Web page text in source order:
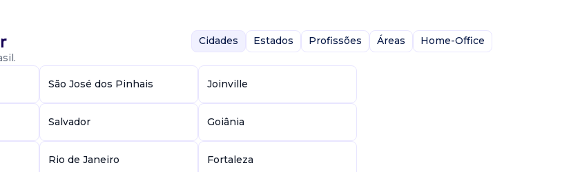
Cidades Estados Profissões Áreas Home-Office
São José dos Pinhais Joinville
Salvador Goiânia
Rio de Janeiro Fortaleza